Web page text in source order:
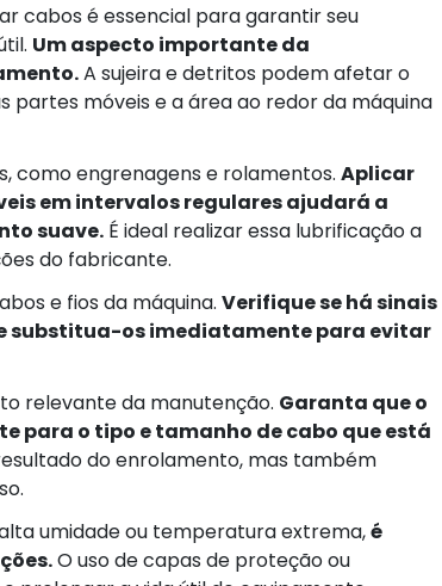
cabos é essencial para garantir seu
Um aspecto importante da
A sujeira e detritos podem afetar o
móveis e a área ao redor da máquina
como engrenagens e rolamentos. Aplicar
em intervalos regulares ajudará a
suave. É ideal realizar essa lubrificação a
do fabricante.
e fios da máquina. Verifique se há sinais
substitua-os imediatamente para evitar
relevante da manutenção. Garanta que o
para o tipo e tamanho de cabo que está
do enrolamento, mas também
umidade ou temperatura extrema,é
O uso de capas de proteção ou